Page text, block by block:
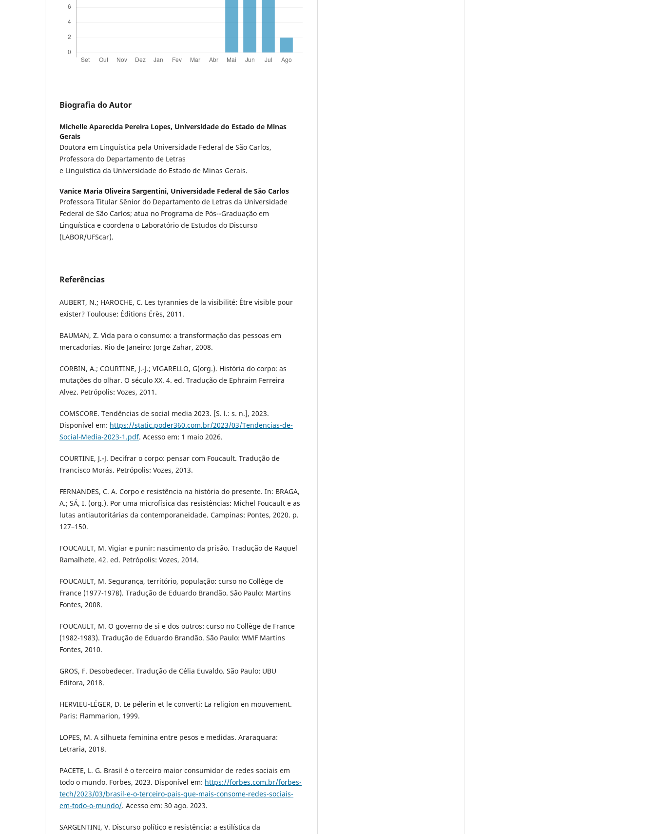
Biografia do Autor
Michelle Aparecida Pereira Lopes, Universidade do Estado de Minas
Gerais
Doutora em Linguística pela Universidade Federal de São Carlos,
Professora do Departamento de Letras
e Linguística da Universidade do Estado de Minas Gerais.
Vanice Maria Oliveira Sargentini, Universidade Federal de São Carlos
Professora Titular Sênior do Departamento de Letras da Universidade
Federal de São Carlos; atua no Programa de Pós--Graduação em
Linguística e coordena o Laboratório de Estudos do Discurso
(LABOR/UFScar).
Referências
AUBERT, N.; HAROCHE, C. Les tyrannies de la visibilité: Être visible pour
exister? Toulouse: Éditions Érès, 2011.
BAUMAN, Z. Vida para o consumo: a transformação das pessoas em
mercadorias. Rio de Janeiro: Jorge Zahar, 2008.
CORBIN, A.; COURTINE, J.-J.; VIGARELLO, G(org.). História do corpo: as
mutações do olhar. O século XX. 4. ed. Tradução de Ephraim Ferreira
Alvez. Petrópolis: Vozes, 2011.
COMSCORE. Tendências de social media 2023. [S. l.: s. n.], 2023.
Disponível em: https://static.poder360.com.br/2023/03/Tendencias-de-
Social-Media-2023-1.pdf. Acesso em: 1 maio 2026.
COURTINE, J.-J. Decifrar o corpo: pensar com Foucault. Tradução de
Francisco Morás. Petrópolis: Vozes, 2013.
FERNANDES, C. A. Corpo e resistência na história do presente. In: BRAGA,
A.; SÁ, I. (org.). Por uma microfísica das resistências: Michel Foucault e as
lutas antiautoritárias da contemporaneidade. Campinas: Pontes, 2020. p.
127–150.
FOUCAULT, M. Vigiar e punir: nascimento da prisão. Tradução de Raquel
Ramalhete. 42. ed. Petrópolis: Vozes, 2014.
FOUCAULT, M. Segurança, território, população: curso no Collège de
France (1977-1978). Tradução de Eduardo Brandão. São Paulo: Martins
Fontes, 2008.
FOUCAULT, M. O governo de si e dos outros: curso no Collège de France
(1982-1983). Tradução de Eduardo Brandão. São Paulo: WMF Martins
Fontes, 2010.
GROS, F. Desobedecer. Tradução de Célia Euvaldo. São Paulo: UBU
Editora, 2018.
HERVIEU-LÉGER, D. Le pélerin et le converti: La religion en mouvement.
Paris: Flammarion, 1999.
LOPES, M. A silhueta feminina entre pesos e medidas. Araraquara:
Letraria, 2018.
PACETE, L. G. Brasil é o terceiro maior consumidor de redes sociais em
todo o mundo. Forbes, 2023. Disponível em: https://forbes.com.br/forbes-
tech/2023/03/brasil-e-o-terceiro-pais-que-mais-consome-redes-sociais-
em-todo-o-mundo/. Acesso em: 30 ago. 2023.
SARGENTINI, V. Discurso político e resistência: a estilística da